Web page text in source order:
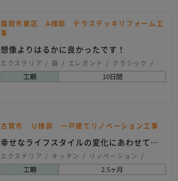
福岡市東区 A様邸 テラスデッキリフォーム工
事
想像よりはるかに良かったです！
エクステリア 庭 エレガント
クラシック
ヨーロピアン
リゾート
工期 10日間
古賀市 Ｕ様邸 一戸建てリノベーション工事
幸せなライフスタイルの変化にあわせてリ
ノベーション！
エクステリア キッチン
リノベーション
内装
壁紙クロス 外観・屋根
エレガント
シンプル
ナチュラル
工期 2.5ヶ月